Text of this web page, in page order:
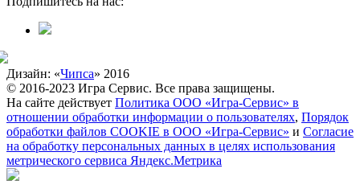
Дизайн: «Чипса» 2016
© 2016-2023 Игра Сервис. Все права защищены.
На сайте действует Политика ООО «Игра-Сервис» в
отношении обработки информации о пользователях, Порядок
обработки файлов COOKIE в ООО «Игра-Сервис» и Согласие
на обработку персональных данных в целях использования
метрического сервиса Яндекс.Метрика